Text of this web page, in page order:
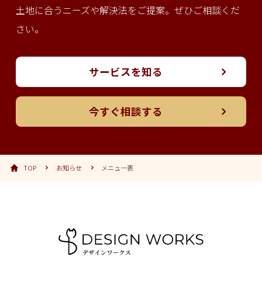
土地に合うニーズや解決法をご提案。ぜひご相談くだ
さい。
サービスを知る
今すぐ相談する
TOP お知らせ メニュー表